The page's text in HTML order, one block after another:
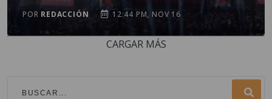
POR REDACCIÓN 12:44 PM, NOV 16
CARGAR MÁS